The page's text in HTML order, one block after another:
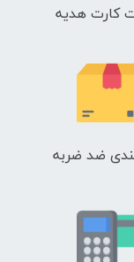
کارت هدیه
ضد ضربه